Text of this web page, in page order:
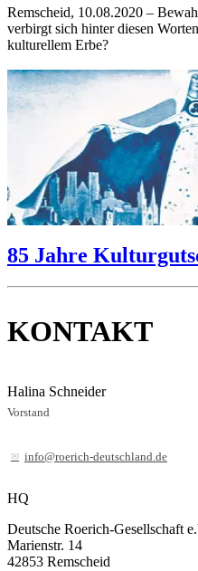
Remscheid, 10.08.2020 –
verbirgt sich hinter diesen
kulturellem Erbe?
85 Jahre
KONTAKT
Halina Schneider
Vorstand
info@roerich-deutschland.de
HQ
Deutsche Roerich-Gesellschaft
Marienstr. 14
42853 Remscheid